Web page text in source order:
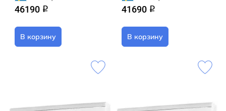
46190 q
В корзину
41690 q
В корзину